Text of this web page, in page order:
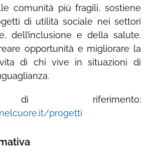
comunità più fragili, sostiene
di utilità sociale nei settori
dell’inclusione e della salute.
opportunità e migliorare la
di chi vive in situazioni di
riferimento:
progetti